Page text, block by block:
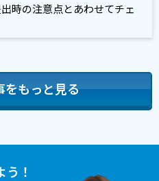
時の注意点とあわせてチェ
をもっと見る
！